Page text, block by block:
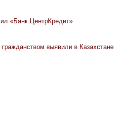
«Банк ЦентрКредит»
выявили в Казахстане